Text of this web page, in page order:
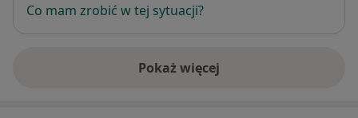
Co mam zrobić w tej sytuacji?
Pokaż więcej
o adresie